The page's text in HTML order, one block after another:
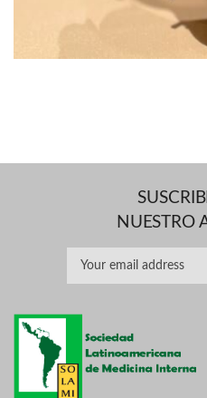
NUESTRO